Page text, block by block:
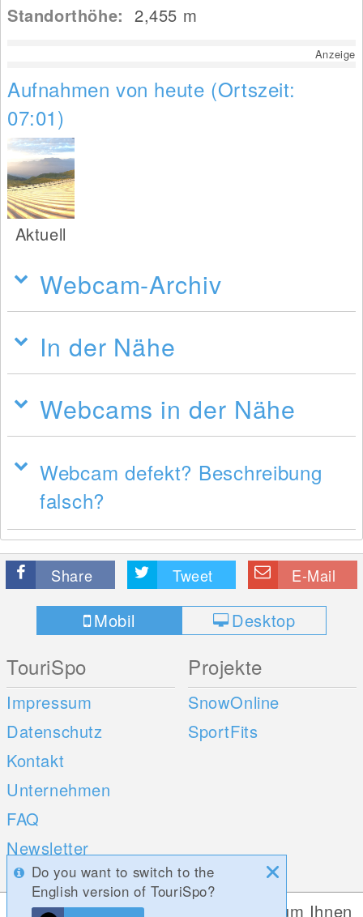
Standorthöhe:2,455 m
Anzeige
Aufnahmen von heute (Ortszeit:
07:01)
Aktuell
Webcam-Archiv
In der Nähe
Webcams in der Nähe
Webcam defekt? Beschreibung
falsch?
Share Tweet E-Mail
Mobil Desktop
TouriSpo
Impressum
Datenschutz
Kontakt
Unternehmen
FAQ
Newsletter
Umfragen
Projekte
SnowOnline
SportFits
Do you want to switch to the
English version of TouriSpo?
Diese Website verwendet Cookies, um Ihnen